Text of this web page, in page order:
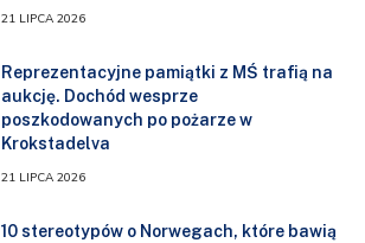
21 LIPCA 2026
Reprezentacyjne pamiątki z MŚ trafią na
aukcję. Dochód wesprze
poszkodowanych po pożarze w
Krokstadelva
21 LIPCA 2026
10 stereotypów o Norwegach, które bawią